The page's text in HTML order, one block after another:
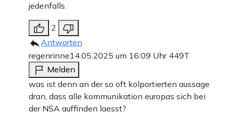
jedenfalls.
2
Antworten
regenrinne14.05.2025 um 16:09 Uhr 449T
Melden
was ist denn an der so oft kolportierten aussage
dran, dass alle kommunikation europas sich bei
der NSA auffinden laesst?